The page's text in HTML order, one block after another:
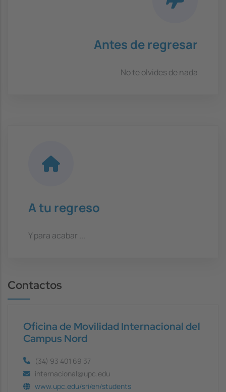
Antes de regresar
No te olvides de nada
A tu regreso
Y para acabar ...
Contactos
Oficina de Movilidad Internacional del
Campus Nord
(34) 93 401 69 37
internacional@upc.edu
www.upc.edu/sri/en/students